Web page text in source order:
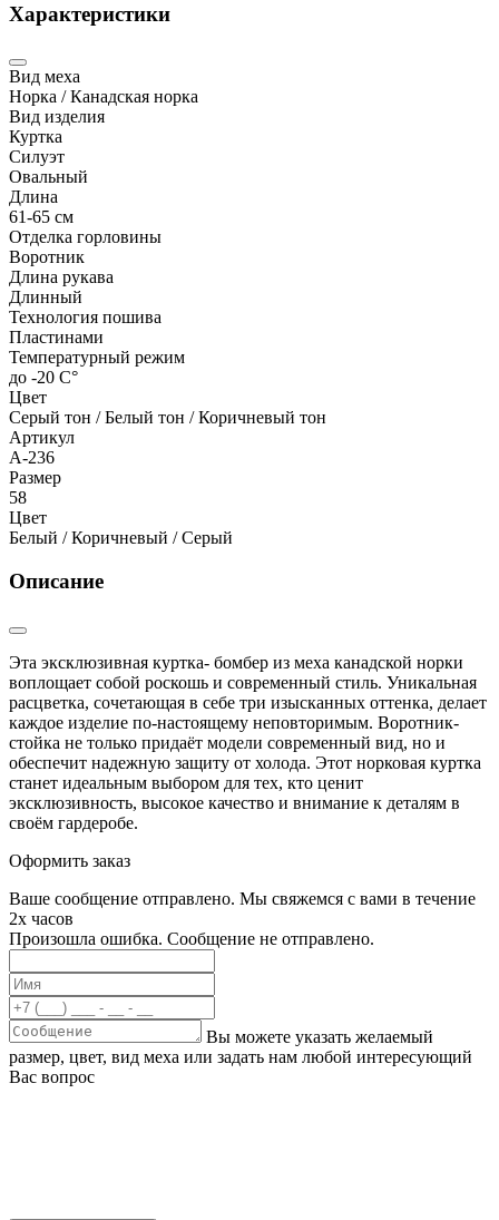
Характеристики
Вид меха
Норка / Канадская норка
Вид изделия
Куртка
Силуэт
Овальный
Длина
61-65 см
Отделка горловины
Воротник
Длина рукава
Длинный
Технология пошива
Пластинами
Температурный режим
до -20 С°
Цвет
Серый тон / Белый тон / Коричневый тон
Артикул
А-236
Размер
58
Цвет
Белый / Коричневый / Серый
Описание
Эта эксклюзивная куртка- бомбер из меха канадской норки
воплощает собой роскошь и современный стиль. Уникальная
расцветка, сочетающая в себе три изысканных оттенка, делает
каждое изделие по-настоящему неповторимым. Воротник-
стойка не только придаёт модели современный вид, но и
обеспечит надежную защиту от холода. Этот норковая куртка
станет идеальным выбором для тех, кто ценит
эксклюзивность, высокое качество и внимание к деталям в
своём гардеробе.
Оформить заказ
Ваше сообщение отправлено. Мы свяжемся с вами в течение
2х часов
Произошла ошибка. Сообщение не отправлено.
Вы можете указать желаемый
размер, цвет, вид меха или задать нам любой интересующий
Вас вопрос